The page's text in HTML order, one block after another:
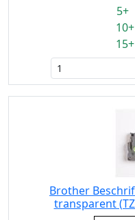
5+
Brother
transparent